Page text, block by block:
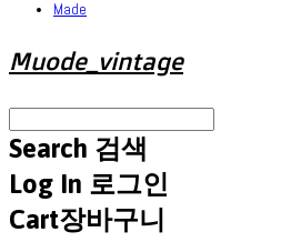
Made
Muode_vintage
Search 검색
Log In 로그인
Cart장바구니